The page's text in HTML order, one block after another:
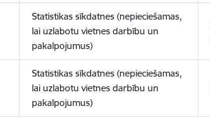
Statistikas sīkdatnes (nepieciešamas,
lai uzlabotu vietnes darbību un
pakalpojumus)
Statistikas sīkdatnes (nepieciešamas,
lai uzlabotu vietnes darbību un
pakalpojumus)